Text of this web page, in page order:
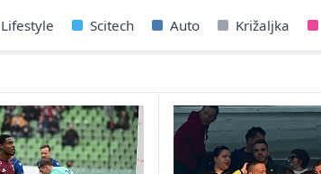
Lifestyle Scitech Auto Križaljka